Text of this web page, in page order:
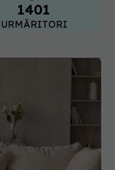
1401
URMĂRITORI